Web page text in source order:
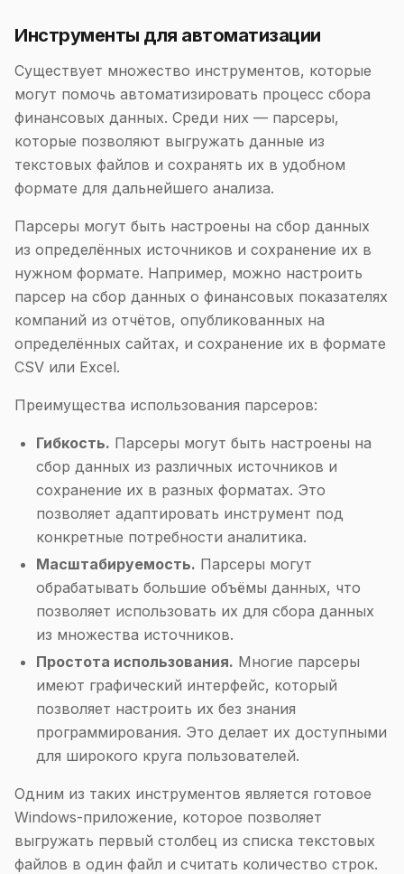
Инструменты для автоматизации
Существует множество инструментов, которые
могут помочь автоматизировать процесс сбора
финансовых данных. Среди них — парсеры,
которые позволяют выгружать данные из
текстовых файлов и сохранять их в удобном
формате для дальнейшего анализа.
Парсеры могут быть настроены на сбор данных
из определённых источников и сохранение их в
нужном формате. Например, можно настроить
парсер на сбор данных о финансовых показателях
компаний из отчётов, опубликованных на
определённых сайтах, и сохранение их в формате
CSV или Excel.
Преимущества использования парсеров:
Гибкость. Парсеры могут быть настроены на
сбор данных из различных источников и
сохранение их в разных форматах. Это
позволяет адаптировать инструмент под
конкретные потребности аналитика.
Масштабируемость. Парсеры могут
обрабатывать большие объёмы данных, что
позволяет использовать их для сбора данных
из множества источников.
Простота использования. Многие парсеры
имеют графический интерфейс, который
позволяет настроить их без знания
программирования. Это делает их доступными
для широкого круга пользователей.
Одним из таких инструментов является готовое
Windows-приложение, которое позволяет
выгружать первый столбец из списка текстовых
файлов в один файл и считать количество строк.